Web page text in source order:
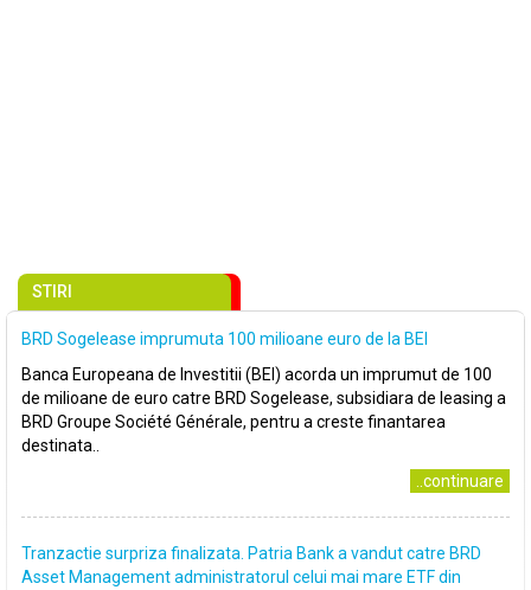
STIRI
BRD Sogelease imprumuta 100 milioane euro de la BEI
Banca Europeana de Investitii (BEI) acorda un imprumut de 100
de milioane de euro catre BRD Sogelease, subsidiara de leasing a
BRD Groupe Société Générale, pentru a creste finantarea
destinata..
..continuare
Tranzactie surpriza finalizata. Patria Bank a vandut catre BRD
Asset Management administratorul celui mai mare ETF din